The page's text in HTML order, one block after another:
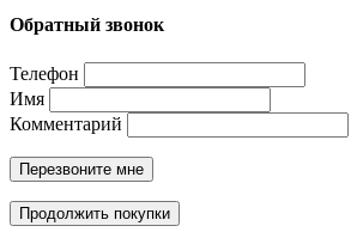
Обратный звонок
Телефон
Имя
Комментарий
Перезвоните мне
Продолжить покупки